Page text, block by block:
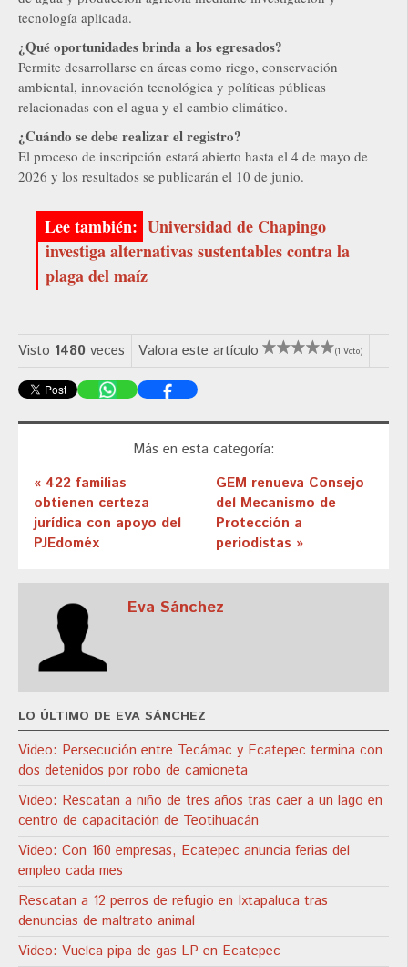
tecnología aplicada.
¿Qué oportunidades brinda a los egresados?
Permite desarrollarse en áreas como riego, conservación
ambiental, innovación tecnológica y políticas públicas
relacionadas con el agua y el cambio climático.
¿Cuándo se debe realizar el registro?
El proceso de inscripción estará abierto hasta el 4 de mayo de
2026 y los resultados se publicarán el 10 de junio.
Universidad de Chapingo
investiga alternativas sustentables contra la
plaga del maíz
Visto 1480 veces Valora este artículo (1 Voto)
Más en esta categoría:
« 422 familias
obtienen certeza
jurídica con apoyo del
PJEdoméx
GEM renueva Consejo
del Mecanismo de
Protección a
periodistas »
Eva Sánchez
LO ÚLTIMO DE EVA SÁNCHEZ
Video: Persecución entre Tecámac y Ecatepec termina con
dos detenidos por robo de camioneta
Video: Rescatan a niño de tres años tras caer a un lago en
centro de capacitación de Teotihuacán
Video: Con 160 empresas, Ecatepec anuncia ferias del
empleo cada mes
Rescatan a 12 perros de refugio en Ixtapaluca tras
denuncias de maltrato animal
Video: Vuelca pipa de gas LP en Ecatepec